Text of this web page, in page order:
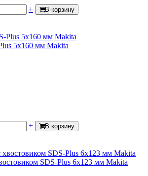
+ В корзину
5x160 мм Makita
+ В корзину
SDS-Plus 6x123 мм Makita